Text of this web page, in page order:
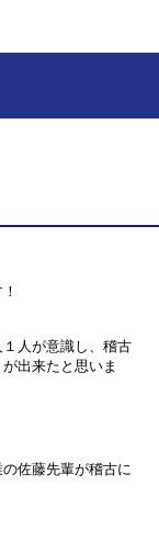
人が意識し、稽古
出来たと思いま
佐藤先輩が稽古に